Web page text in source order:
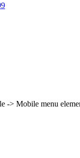
-> Mobile menu